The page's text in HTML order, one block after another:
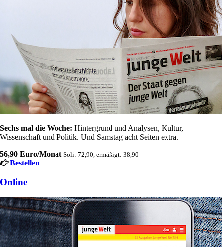
Sechs mal die Woche: Hintergrund und Analysen, Kultur,
Wissenschaft und Politik. Und Samstag acht Seiten extra.
56,90 Euro/Monat Soli: 72,90, ermäßigt: 38,90
Bestellen
Online